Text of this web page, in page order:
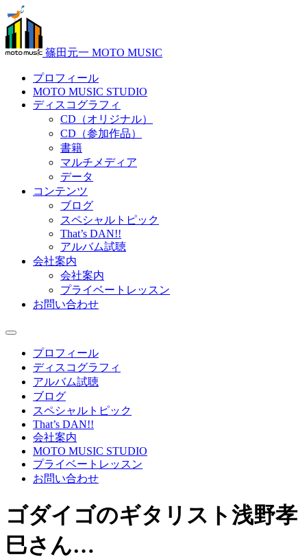
篠田元一 MOTO MUSIC
プロフィール
MOTO MUSIC STUDIO
ディスコグラフィ
CD（オリジナル）
CD（参加作品）
書籍
マルチメディア
データ
コンテンツ
ブログ
スペシャルトピック
That’s DAN!!
アルバム試聴
会社案内
会社案内
プライベートレッスン
お問い合わせ
プロフィール
ディスコグラフィ
アルバム試聴
ブログ
スペシャルトピック
That’s DAN!!
会社案内
MOTO MUSIC STUDIO
プライベートレッスン
お問い合わせ
ゴダイゴのギタリスト浅野孝
巳さん…